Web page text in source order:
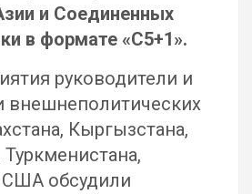
и Соединенных
в формате «С5+1».
руководители и
внешнеполитических
Кыргызстана,
США обсудили